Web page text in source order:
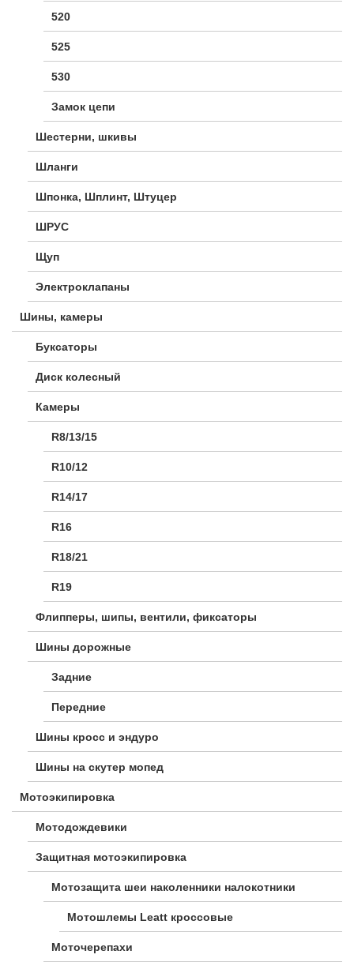
520
525
530
Замок цепи
Шестерни, шкивы
Шланги
Шпонка, Шплинт, Штуцер
ШРУС
Щуп
Электроклапаны
Шины, камеры
Буксаторы
Диск колесный
Камеры
R8/13/15
R10/12
R14/17
R16
R18/21
R19
Флипперы, шипы, вентили, фиксаторы
Шины дорожные
Задние
Передние
Шины кросс и эндуро
Шины на скутер мопед
Мотоэкипировка
Мотодождевики
Защитная мотоэкипировка
Мотозащита шеи наколенники налокотники
Мотошлемы Leatt кроссовые
Моточерепахи